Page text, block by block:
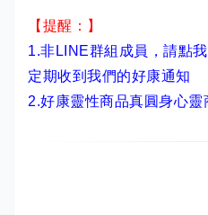
【提醒：】
1.非LINE群組成員， 請點
定期收到我們的好康通知
2.好康靈性商品真圓身心靈